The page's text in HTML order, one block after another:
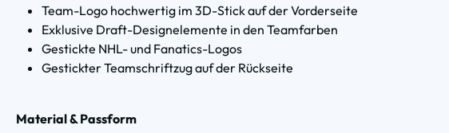
Team-Logo hochwertig im 3D-Stick auf der Vorderseite
Exklusive Draft-Designelemente in den Teamfarben
Gestickte NHL- und Fanatics-Logos
Gestickter Teamschriftzug auf der Rückseite
Material & Passform